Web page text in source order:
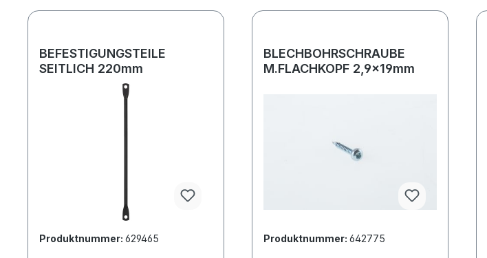
BEFESTIGUNGSTEILE
SEITLICH 220mm
Produktnummer: 629465
BLECHBOHRSCHRAUBE
M.FLACHKOPF 2,9x19mm
Produktnummer: 642775